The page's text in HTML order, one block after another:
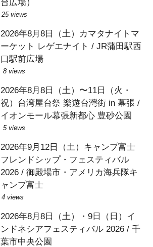
台広場）
25 views
2026年8月8日（土）カマタナイトマ
ーケット レゲエナイト / JR蒲田駅西
口駅前広場
8 views
2026年8月8日（土）〜11日（火・
祝）台湾屋台祭 樂遊台灣街 in 幕張 /
イオンモール幕張新都心 豊砂公園
5 views
2026年9月12日（土）キャンプ富士
フレンドシップ・フェスティバル
2026 / 御殿場市・アメリカ海兵隊キ
ャンプ富士
4 views
2026年8月8日（土）・9日（日）イ
ンドネシアフェスティバル 2026 / 千
葉市中央公園